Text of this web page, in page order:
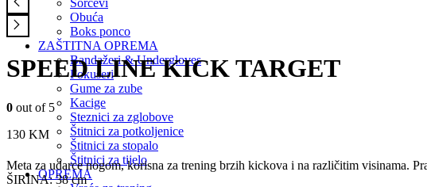
Šorcevi
Obuća
Boks ponco
ZAŠTITNA OPREMA
Bandažeri & Undergloves
Fokuseri
Gume za zube
Kacige
Steznici za zglobove
Štitnici za potkoljenice
Štitnici za stopalo
Štitnici za tijelo
OPREMA
SPEED LINE KICK TARGET
0 out of 5
130 KM
Meta za udarce nogom, korisna za trening brzih kickova i na različitim visinama.
ŠIRINA: 38 cm